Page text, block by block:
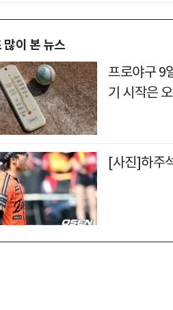
많이 본 뉴스
프로야구 9
기 시작은
[사진]하주